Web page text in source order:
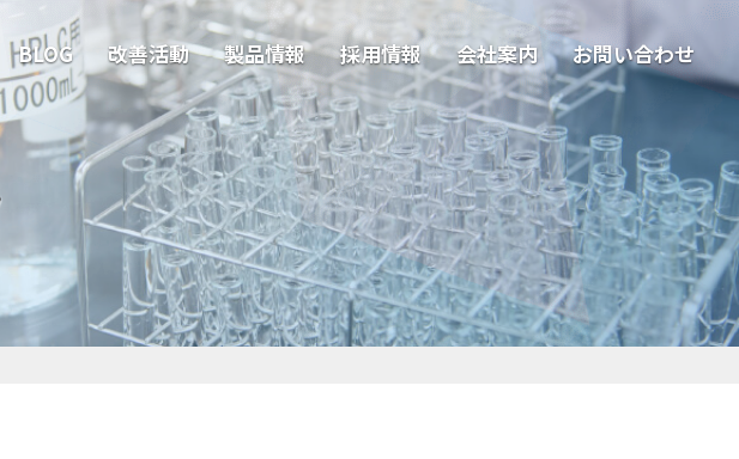
BLOG 改善活動 製品情報 採用情報 会社案内 お問い合わせ